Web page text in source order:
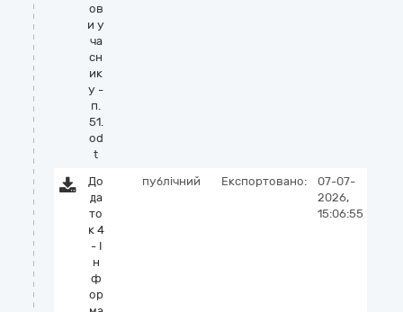
ов
и у
ча
сн
ик
у -
п.
51.
od
t
До
да
то
к 4
- І
н
ф
ор
публічний Експортовано:
07-07-
2026,
15:06:55